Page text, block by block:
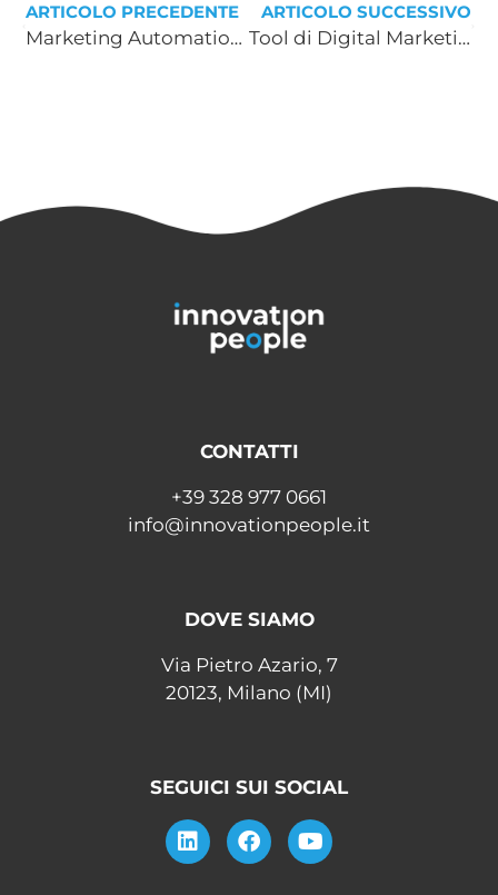
ARTICOLO PRECEDENTE
Marketing Automation per eCommerce, personalizzazione e Customer Engagement
ARTICOLO SUCCESSIVO
Tool di Digital Marketing: 5 strumenti da non perdere
CONTATTI
+39 328 977 0661
info@innovationpeople.it
DOVE SIAMO
Via Pietro Azario, 7
20123, Milano (MI)
SEGUICI SUI SOCIAL